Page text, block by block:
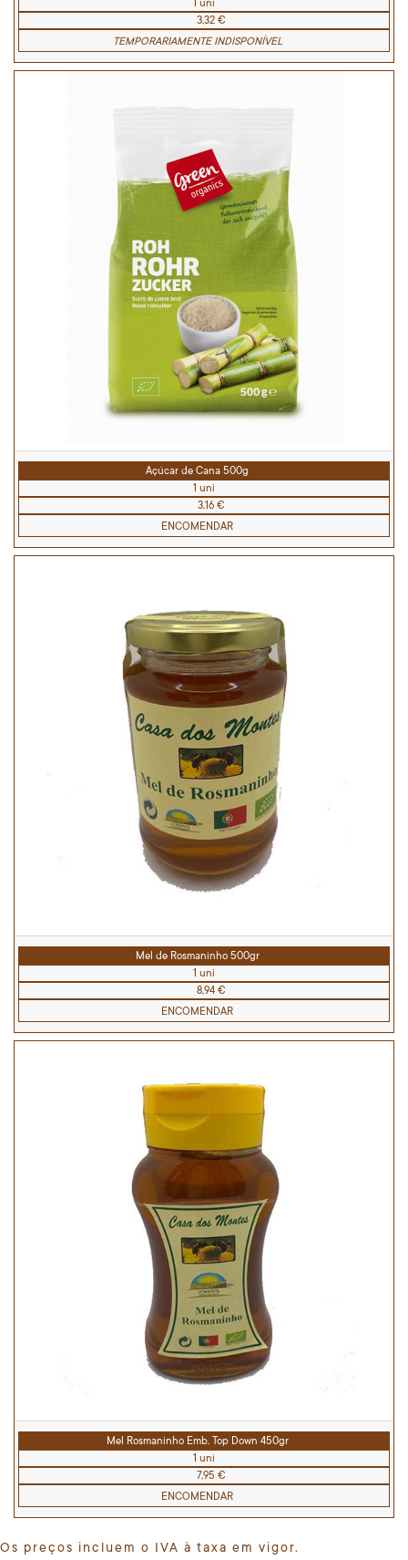
1 uni
3,32 €
TEMPORARIAMENTE INDISPONÍVEL
Açúcar de Cana 500g
1 uni
3,16 €
ENCOMENDAR
Mel de Rosmaninho 500gr
1 uni
8,94 €
ENCOMENDAR
Mel Rosmaninho Emb. Top Down 450gr
1 uni
7,95 €
ENCOMENDAR
Os preços incluem o IVA à taxa em vigor.